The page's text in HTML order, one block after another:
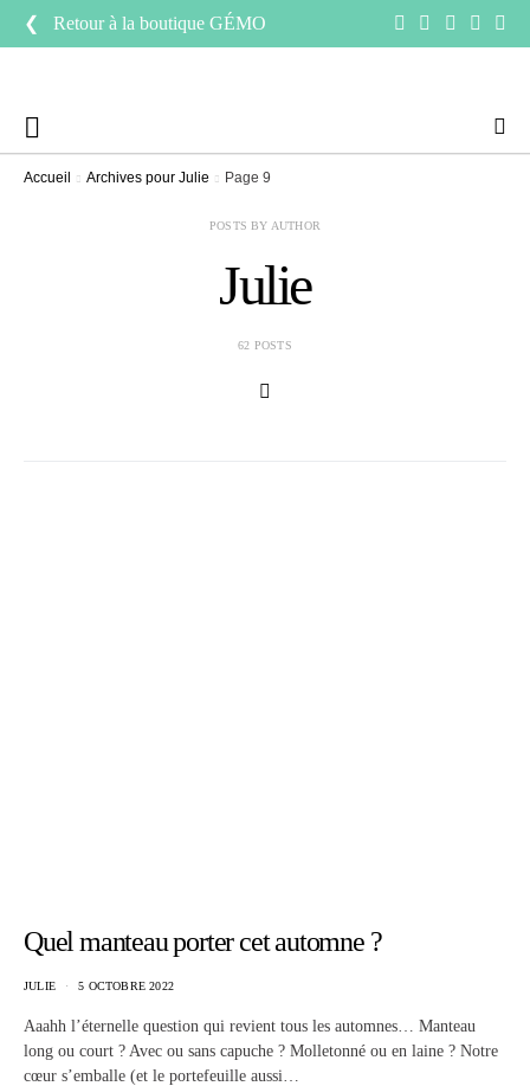
❮ Retour à la boutique GÉMO
Accueil Archives pour Julie Page 9
POSTS BY AUTHOR
Julie
62 POSTS
Quel manteau porter cet automne ?
JULIE 5 OCTOBRE 2022
Aaahh l’éternelle question qui revient tous les automnes… Manteau
long ou court ? Avec ou sans capuche ? Molletonné ou en laine ? Notre
cœur s’emballe (et le portefeuille aussi…